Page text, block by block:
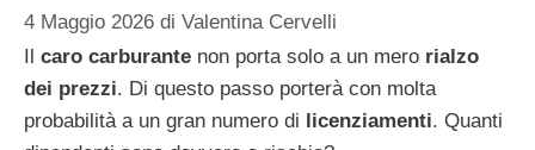
4 Maggio 2026 di Valentina Cervelli
Il caro carburante non porta solo a un mero rialzo
dei prezzi. Di questo passo porterà con molta
probabilità a un gran numero di licenziamenti. Quanti